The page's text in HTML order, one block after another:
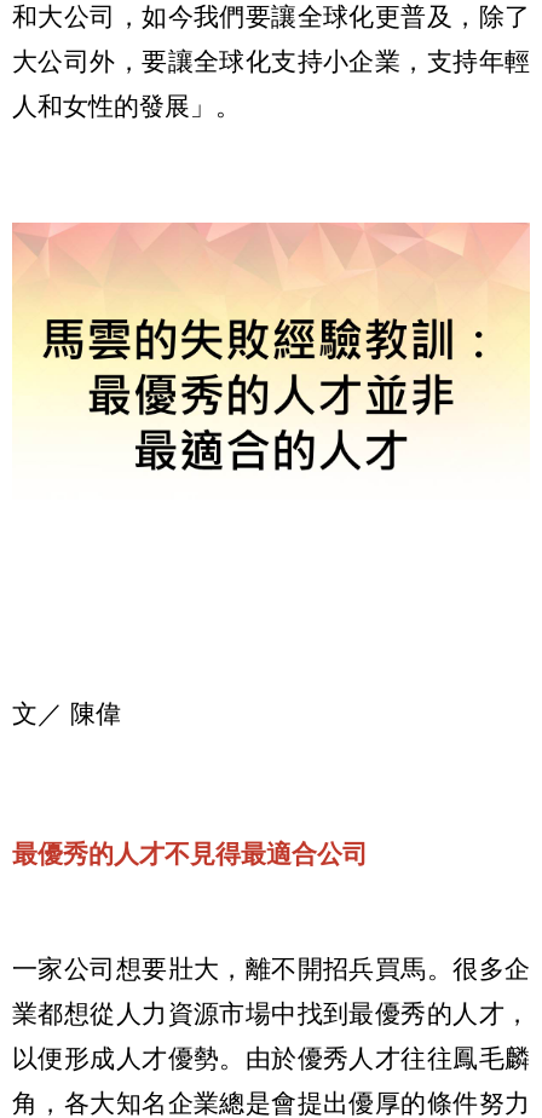
和大公司，如今我們要讓全球化更普及，除了
大公司外，要讓全球化支持小企業，支持年輕
人和女性的發展」。
文／ 陳偉
最優秀的人才不見得最適合公司
一家公司想要壯大，離不開招兵買馬。很多企
業都想從人力資源市場中找到最優秀的人才，
以便形成人才優勢。由於優秀人才往往鳳毛麟
角，各大知名企業總是會提出優厚的條件努力